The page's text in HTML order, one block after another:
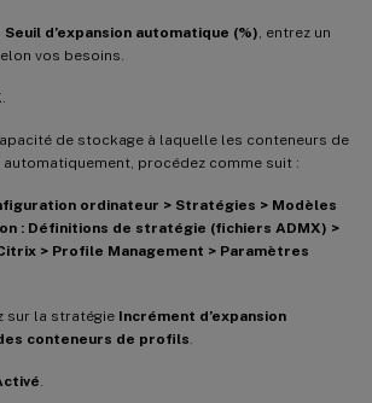
Seuil d’expansion automatique (%) , entrez un
vos besoins.
de stockage à laquelle les conteneurs de
procédez comme suit :
ordinateur > Stratégies > Modèles
: Définitions de stratégie (fichiers ADMX) >
> Profile Management > Paramètres
sur la stratégie Incrément d’expansion
conteneurs de profils